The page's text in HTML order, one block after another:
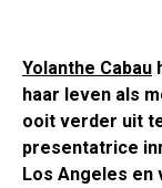
Yolanthe Cabau
haar leven als
ooit verder uit
presentatrice
Los Angeles en